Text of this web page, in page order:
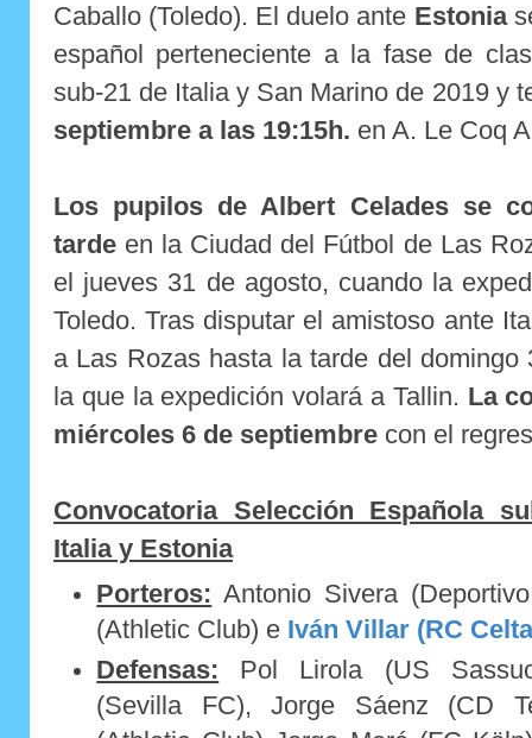
Caballo (Toledo). El duelo ante Estonia
español perteneciente a la fase de
sub-21 de Italia y San Marino de 2019 y
septiembre a las 19:15h. en A. Le Coq
Los pupilos de Albert Celades se
tarde en la Ciudad del Fútbol de Las
el jueves 31 de agosto, cuando la
Toledo. Tras disputar el amistoso ante
a Las Rozas hasta la tarde del domingo
la que la expedición volará a Tallin. La
miércoles 6 de septiembre con el
Convocatoria Selección Española
Italia y Estonia
Porteros: Antonio Sivera
(Athletic Club) e Iván Villar (RC
Defensas: Pol Lirola (US
(Sevilla FC), Jorge Sáenz (CD